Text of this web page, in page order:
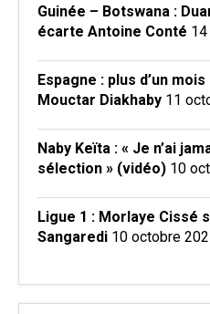
Guinée – Botswana :
écarte Antoine Conté
Espagne : plus d’un
Mouctar Diakhaby 11
Naby Keïta : « Je n’ai
sélection » (vidéo) 10
Ligue 1 : Morlaye Cissé
Sangaredi 10 octobre